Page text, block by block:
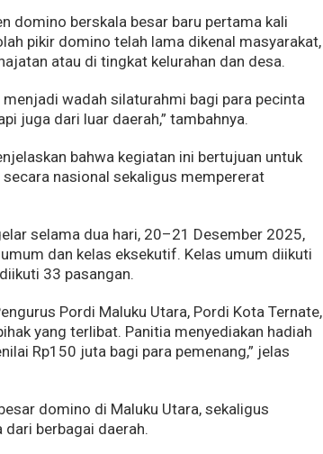
domino berskala besar baru pertama kali
pikir domino telah lama dikenal masyarakat,
atau di tingkat kelurahan dan desa.
wadah silaturahmi bagi para pecinta
juga dari luar daerah,” tambahnya.
bahwa kegiatan ini bertujuan untuk
nasional sekaligus mempererat
selama dua hari, 20–21 Desember 2025,
dan kelas eksekutif. Kelas umum diikuti
33 pasangan.
Pordi Maluku Utara, Pordi Kota Ternate,
yang terlibat. Panitia menyediakan hadiah
Rp150 juta bagi para pemenang,” jelas
domino di Maluku Utara, sekaligus
berbagai daerah.